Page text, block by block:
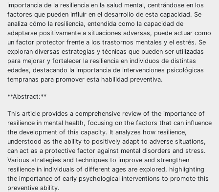
importancia de la resiliencia en la salud mental, centrándose en los
factores que pueden influir en el desarrollo de esta capacidad. Se
analiza cómo la resiliencia, entendida como la capacidad de
adaptarse positivamente a situaciones adversas, puede actuar como
un factor protector frente a los trastornos mentales y el estrés. Se
exploran diversas estrategias y técnicas que pueden ser utilizadas
para mejorar y fortalecer la resiliencia en individuos de distintas
edades, destacando la importancia de intervenciones psicológicas
tempranas para promover esta habilidad preventiva.
**Abstract:**
This article provides a comprehensive review of the importance of
resilience in mental health, focusing on the factors that can influence
the development of this capacity. It analyzes how resilience,
understood as the ability to positively adapt to adverse situations,
can act as a protective factor against mental disorders and stress.
Various strategies and techniques to improve and strengthen
resilience in individuals of different ages are explored, highlighting
the importance of early psychological interventions to promote this
preventive ability.